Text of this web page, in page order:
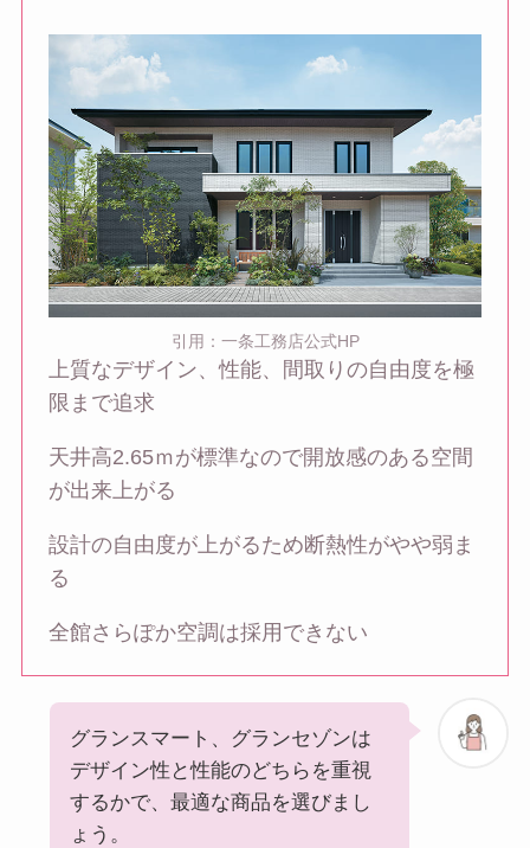
引用：一条工務店公式HP
上質なデザイン、性能、間取りの自由度を極
限まで追求
天井高2.65ｍが標準なので開放感のある空間
が出来上がる
設計の自由度が上がるため断熱性がやや弱ま
る
全館さらぽか空調は採用できない
グランスマート、グランセゾンは
デザイン性と性能のどちらを重視
するかで、最適な商品を選びまし
ょう。